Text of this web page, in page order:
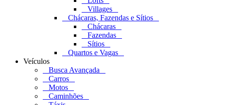
Villages
Chácaras, Fazendas e Sítios
Chácaras
Fazendas
Sítios
Quartos e Vagas
Veículos
Busca Avançada
Carros
Motos
Caminhões